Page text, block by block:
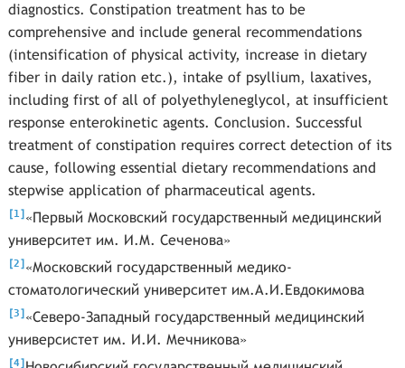
diagnostics. Constipation treatment has to be
comprehensive and include general recommendations
(intensification of physical activity, increase in dietary
fiber in daily ration etc.), intake of psyllium, laxatives,
including first of all of polyethyleneglycol, at insufficient
response enterokinetic agents. Conclusion. Successful
treatment of constipation requires correct detection of its
cause, following essential dietary recommendations and
stepwise application of pharmaceutical agents.
[1]«Первый Московский государственный медицинский
университет им. И.М. Сеченова»
[2]«Московский государственный медико-
стоматологический университет им.А.И.Евдокимова
[3]«Северо-Западный государственный медицинский
универсистет им. И.И. Мечникова»
[4]